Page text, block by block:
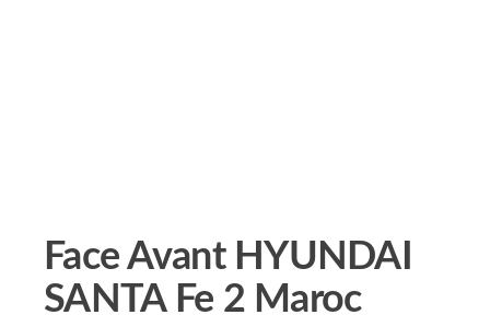
Face Avant HYUNDAI
SANTA Fe 2 Maroc